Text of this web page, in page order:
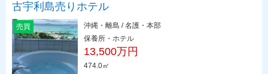
古宇利島売りホテル
売買
沖縄・離島 / 名護・本部
保養所・ホテル
13,500万円
474.0㎡